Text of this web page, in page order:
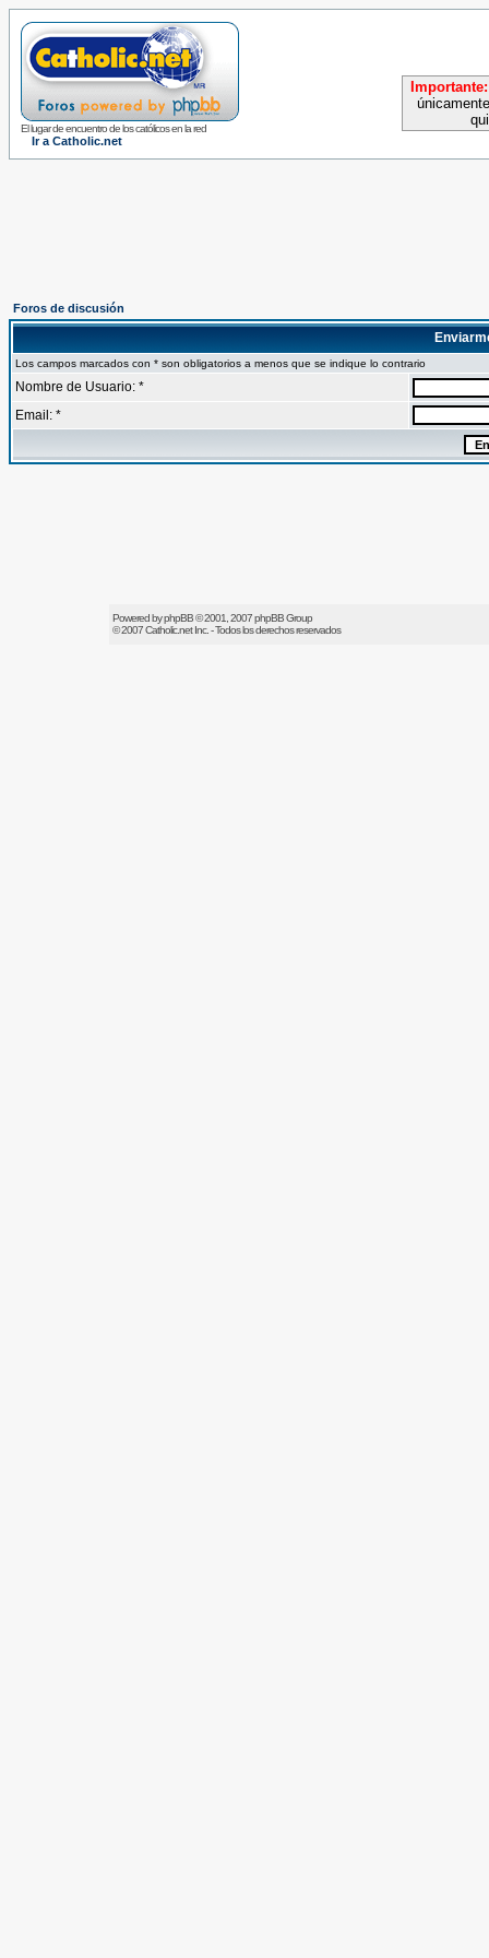
El lugar de encuentro de los católicos en la red
Ir a Catholic.net
Importante:
Foros de discusión
Los campos marcados con * son obligatorios a menos que se indique lo contrario
Nombre de Usuario: *
Email: *
Powered byphpBB© 2001, 2007 phpBB Group
© 2007Catholic.netInc. - Todos los derechos reservados